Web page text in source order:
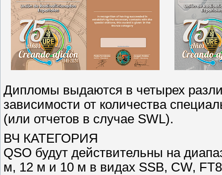
Дипломы выдаются в четырех
зависимости от количества
(или отчетов в случае SWL).
ВЧ КАТЕГОРИЯ
QSO будут действительны на
м, 12 м и 10 м в видах SSB, CW,